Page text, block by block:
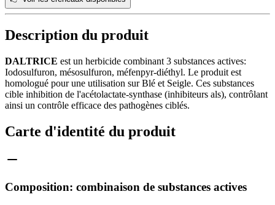
Description du produit
DALTRICE est un herbicide combinant 3 substances actives:
Iodosulfuron, mésosulfuron, méfenpyr-diéthyl. Le produit est
homologué pour une utilisation sur Blé et Seigle. Ces substances
cible inhibition de l'acétolactate-synthase (inhibiteurs als), contrôlant
ainsi un contrôle efficace des pathogènes ciblés.
Carte d'identité du produit
Composition: combinaison de substances actives